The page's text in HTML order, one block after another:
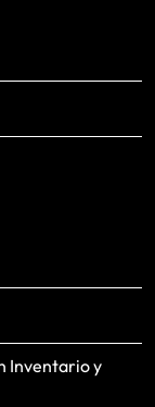
Inventario y